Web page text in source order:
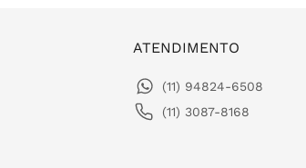
ATENDIMENTO
(11) 94824-6508
(11) 3087-8168